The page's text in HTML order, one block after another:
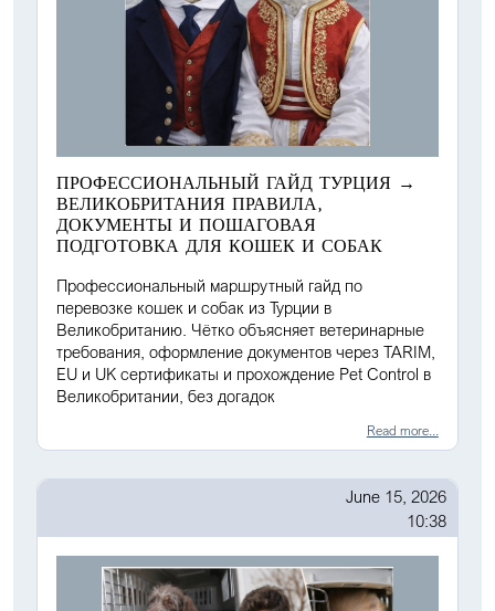
ПРОФЕССИОНАЛЬНЫЙ ГАЙД ТУРЦИЯ →
ВЕЛИКОБРИТАНИЯ ПРАВИЛА,
ДОКУМЕНТЫ И ПОШАГОВАЯ
ПОДГОТОВКА ДЛЯ КОШЕК И СОБАК
Профессиональный маршрутный гайд по
перевозке кошек и собак из Турции в
Великобританию. Чётко объясняет ветеринарные
требования, оформление документов через TARIM,
EU и UK сертификаты и прохождение Pet Control в
Великобритании, без догадок
Read more...
June 15, 2026
10:38